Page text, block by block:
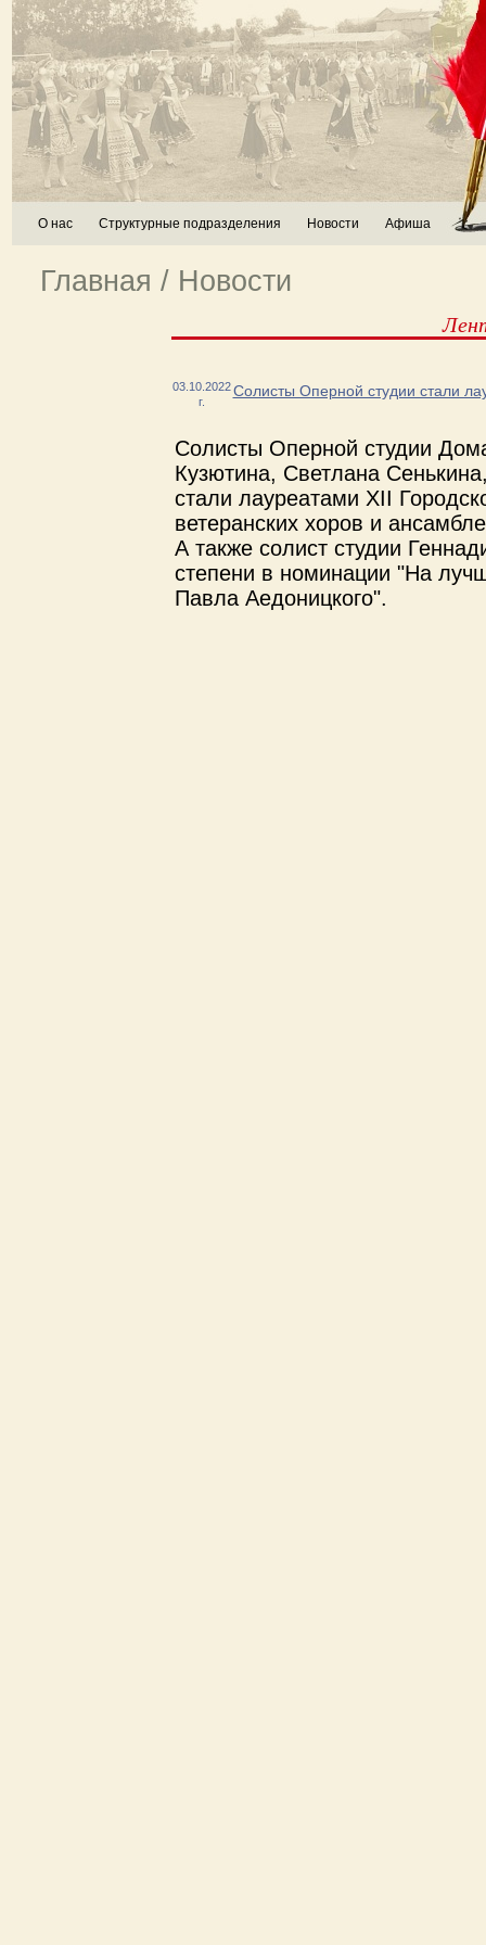
О нас Структурные подразделения Новости Афиша
Главная / Новости
03.10.2022
г.
Солисты Оперной студии стали
Солисты Оперной студии
Кузютина, Светлана
стали лауреатами XII
ветеранских хоров и
А также солист студии
степени в номинации "На
Павла Аедоницкого".